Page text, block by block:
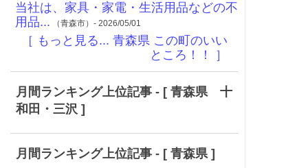
当社は、家具・家電・生活用品などの不
用品... （青森市）- 2026/05/01
［ もっと見る... 青森県 この町のいい
ところ！！ ］
月間ランキング上位記事 - [ 青森県 十
和田・三沢 ]
月間ランキング上位記事 - [ 青森県 ]